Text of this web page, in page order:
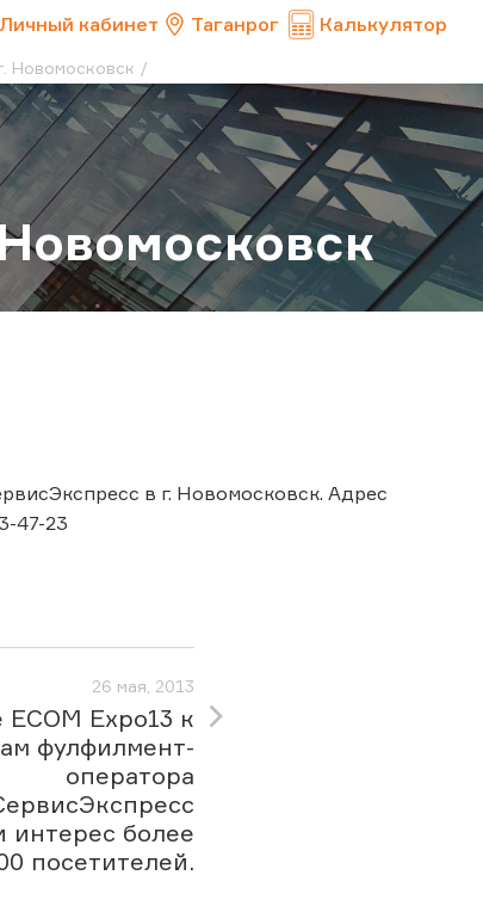
Личный кабинет Таганрог Калькулятор
Новомосковск
в г. Новомосковск. Адрес
47-23
26 мая, 2013
Expo13 к
фулфилмент-
оператора
интерес более
посетителей.